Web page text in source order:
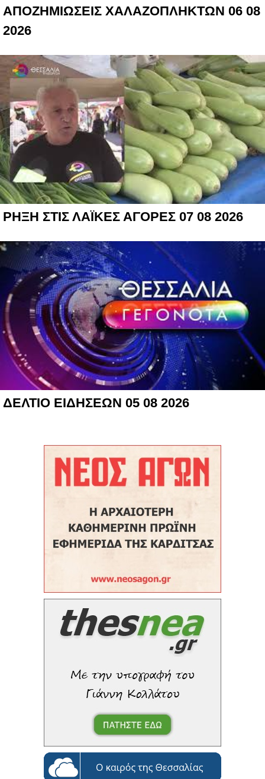
ΑΠΟΖΗΜΙΩΣΕΙΣ ΧΑΛΑΖΟΠΛΗΚΤΩΝ 06 08
2026
ΡΗΞΗ ΣΤΙΣ ΛΑΪΚΕΣ ΑΓΟΡΕΣ 07 08 2026
ΔΕΛΤΙΟ ΕΙΔΗΣΕΩΝ 05 08 2026